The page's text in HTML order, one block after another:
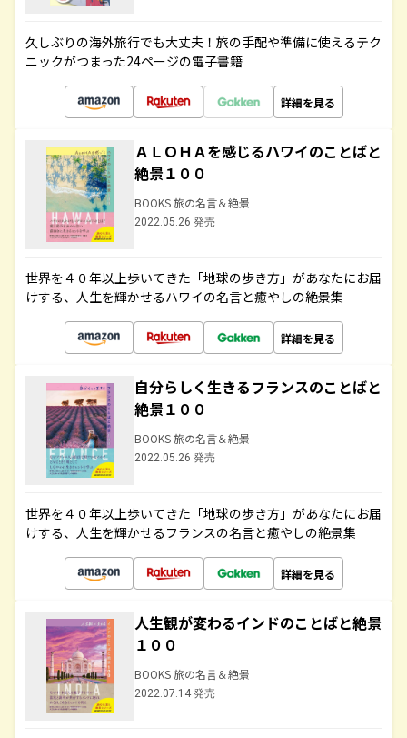
久しぶりの海外旅行でも大丈夫！旅の手配や準備に使えるテク
ニックがつまった24ページの電子書籍
詳細を見る
ＡＬＯＨＡを感じるハワイのことばと
絶景１００
BOOKS 旅の名言＆絶景
2022.05.26 発売
世界を４０年以上歩いてきた「地球の歩き方」があなたにお届
けする、人生を輝かせるハワイの名言と癒やしの絶景集
詳細を見る
自分らしく生きるフランスのことばと
絶景１００
BOOKS 旅の名言＆絶景
2022.05.26 発売
世界を４０年以上歩いてきた「地球の歩き方」があなたにお届
けする、人生を輝かせるフランスの名言と癒やしの絶景集
詳細を見る
人生観が変わるインドのことばと絶景
１００
BOOKS 旅の名言＆絶景
2022.07.14 発売